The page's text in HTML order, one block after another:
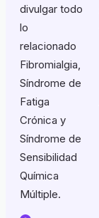
divulgar todo
lo
relacionado
Fibromialgia,
Síndrome de
Fatiga
Crónica y
Síndrome de
Sensibilidad
Química
Múltiple.